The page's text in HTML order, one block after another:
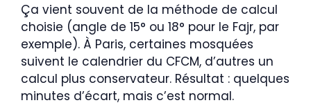
Ça vient souvent de la méthode de calcul
choisie (angle de 15° ou 18° pour le Fajr, par
exemple). À Paris, certaines mosquées
suivent le calendrier du CFCM, d’autres un
calcul plus conservateur. Résultat : quelques
minutes d’écart, mais c’est normal.